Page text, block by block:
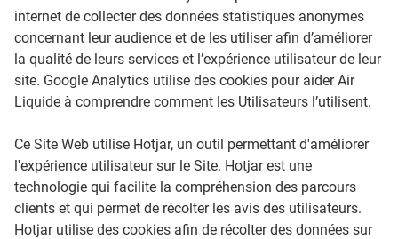
internet de collecter des données statistiques anonymes
concernant leur audience et de les utiliser afin d’améliorer
la qualité de leurs services et l’expérience utilisateur de leur
site. Google Analytics utilise des cookies pour aider Air
Liquide à comprendre comment les Utilisateurs l’utilisent.
Ce Site Web utilise Hotjar, un outil permettant d'améliorer
l'expérience utilisateur sur le Site. Hotjar est une
technologie qui facilite la compréhension des parcours
clients et qui permet de récolter les avis des utilisateurs.
Hotjar utilise des cookies afin de récolter des données sur